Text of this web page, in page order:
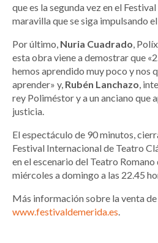
que es la segunda vez en el Festival
maravilla que se siga impulsando
Por último, Nuria Cuadrado ,
esta obra viene a demostrar que
hemos aprendido muy poco y nos
aprender» y, Rubén Lanchazo ,
rey Poliméstor y a un anciano que
justicia.
El espectáculo de 90 minutos,
Festival Internacional de Teatro
en el escenario del Teatro
miércoles a domingo a las 22.45
Más información sobre la venta
www.festivaldemerida.es